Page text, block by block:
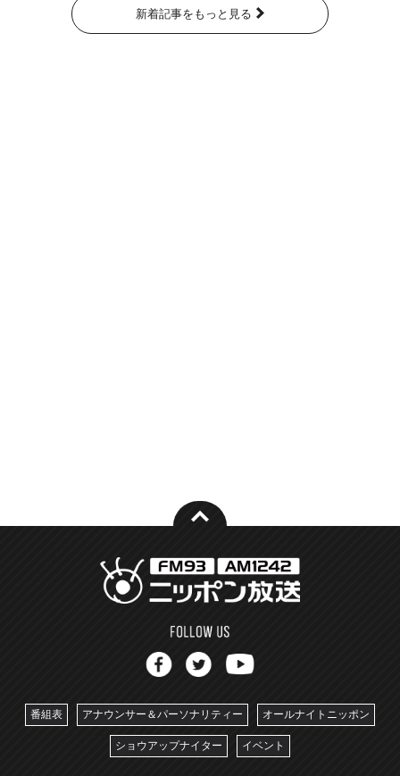
新着記事をもっと見る
番組表 アナウンサー＆パーソナリティー オールナイトニッポン
ショウアップナイター イベント